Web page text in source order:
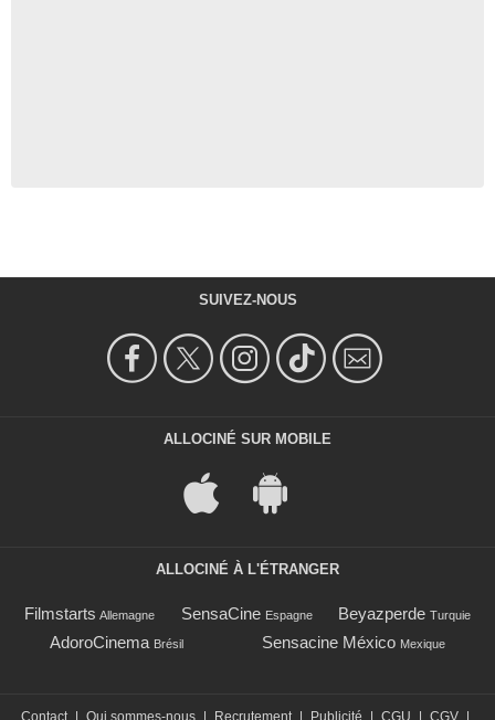
SUIVEZ-NOUS
ALLOCINÉ SUR MOBILE
ALLOCINÉ À L'ÉTRANGER
Filmstarts Allemagne SensaCine Espagne Beyazperde Turquie
AdoroCinema Brésil Sensacine México Mexique